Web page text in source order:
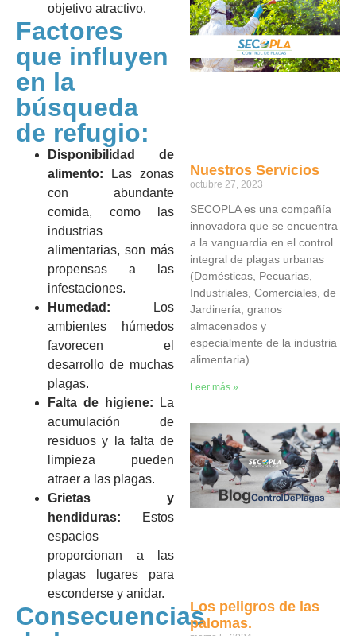
objetivo atractivo.
Factores
que influyen
en la
búsqueda
de refugio:
Disponibilidad de
alimento: Las zonas
con abundante
comida, como las
industrias
alimentarias, son más
propensas a las
infestaciones.
Humedad: Los
ambientes húmedos
favorecen el
desarrollo de muchas
plagas.
Falta de higiene: La
acumulación de
residuos y la falta de
limpieza pueden
atraer a las plagas.
Grietas y
hendiduras: Estos
espacios
proporcionan a las
plagas lugares para
esconderse y anidar.
Consecuencias
Nuestros Servicios
octubre 27, 2023
SECOPLA es una compañía
innovadora que se encuentra
a la vanguardia en el control
integral de plagas urbanas
(Domésticas, Pecuarias,
Industriales, Comerciales, de
Jardinería, granos
almacenados y
especialmente de la industria
alimentaria)
Leer más »
Los peligros de las
palomas.